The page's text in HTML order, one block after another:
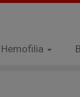
Hemofilia